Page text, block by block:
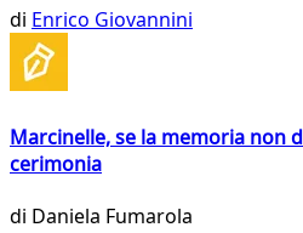
di Enrico Giovannini
Marcinelle, se la memoria non
cerimonia
di Daniela Fumarola